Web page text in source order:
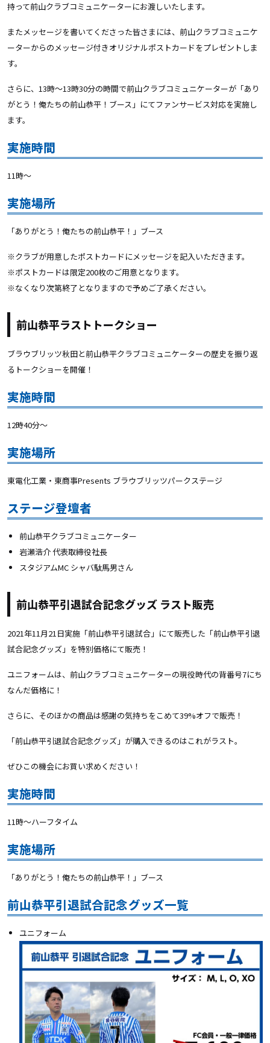
持って前山クラブコミュニケーターにお渡しいたします。
またメッセージを書いてくださった皆さまには、前山クラブコミュニケ
ーターからのメッセージ付きオリジナルポストカードをプレゼントしま
す。
さらに、13時～13時30分の時間で前山クラブコミュニケーターが「あり
がとう！俺たちの前山恭平！ブース」にてファンサービス対応を実施し
ます。
実施時間
11時〜
実施場所
「ありがとう！俺たちの前山恭平！」ブース
※クラブが用意したポストカードにメッセージを記入いただきます。
※ポストカードは限定200枚のご用意となります。
※なくなり次第終了となりますので予めご了承ください。
前山恭平ラストトークショー
ブラウブリッツ秋田と前山恭平クラブコミュニケーターの歴史を振り返
るトークショーを開催！
実施時間
12時40分〜
実施場所
東電化工業・東商事Presents ブラウブリッツパークステージ
ステージ登壇者
前山恭平クラブコミュニケーター
岩瀬浩介 代表取締役社長
スタジアムMC シャバ駄馬男さん
前山恭平引退試合記念グッズ ラスト販売
2021年11月21日実施「前山恭平引退試合」にて販売した「前山恭平引退
試合記念グッズ」を特別価格にて販売！
ユニフォームは、前山クラブコミュニケーターの現役時代の背番号7にち
なんだ価格に！
さらに、そのほかの商品は感謝の気持ちをこめて39%オフで販売！
「前山恭平引退試合記念グッズ」が購入できるのはこれがラスト。
ぜひこの機会にお買い求めください！
実施時間
11時〜ハーフタイム
実施場所
「ありがとう！俺たちの前山恭平！」ブース
前山恭平引退試合記念グッズ一覧
ユニフォーム